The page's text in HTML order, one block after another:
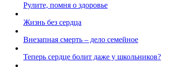
Рулите, помня о здоровье
Жизнь без сердца
Внезапная смерть – дело семейное
Теперь сердце болит даже у школьников?